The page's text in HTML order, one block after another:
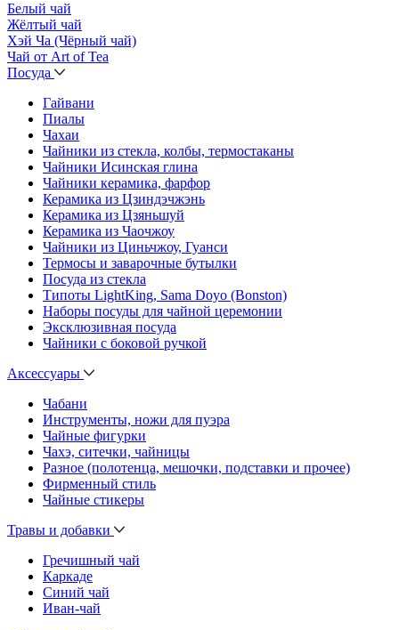
Белый чай
Жёлтый чай
Хэй Ча (Чёрный чай)
Чай от Art of Tea
Посуда
Гайвани
Пиалы
Чахаи
Чайники из стекла, колбы, термостаканы
Чайники Исинская глина
Чайники керамика, фарфор
Керамика из Цзиндэчжэнь
Керамика из Цзяньшуй
Керамика из Чаочжоу
Чайники из Циньчжоу, Гуанси
Термосы и заварочные бутылки
Посуда из стекла
Типоты LightKing, Sama Doyo (Bonston)
Наборы посуды для чайной церемонии
Эксклюзивная посуда
Чайники с боковой ручкой
Аксессуары
Чабани
Инструменты, ножи для пуэра
Чайные фигурки
Чахэ, ситечки, чайницы
Разное (полотенца, мешочки, подставки и прочее)
Фирменный стиль
Чайные стикеры
Травы и добавки
Гречишный чай
Каркаде
Синий чай
Иван-чай